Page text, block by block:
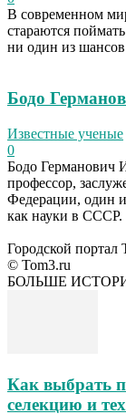
В современном
стараются
ни один из
Бодо
Известные ученые
0
Бодо Германович
профессор,
Федерации, один
как науки в СССР.
Городской портал
© Tom3.ru
БОЛЬШЕ
Как выбрать
селекцию и